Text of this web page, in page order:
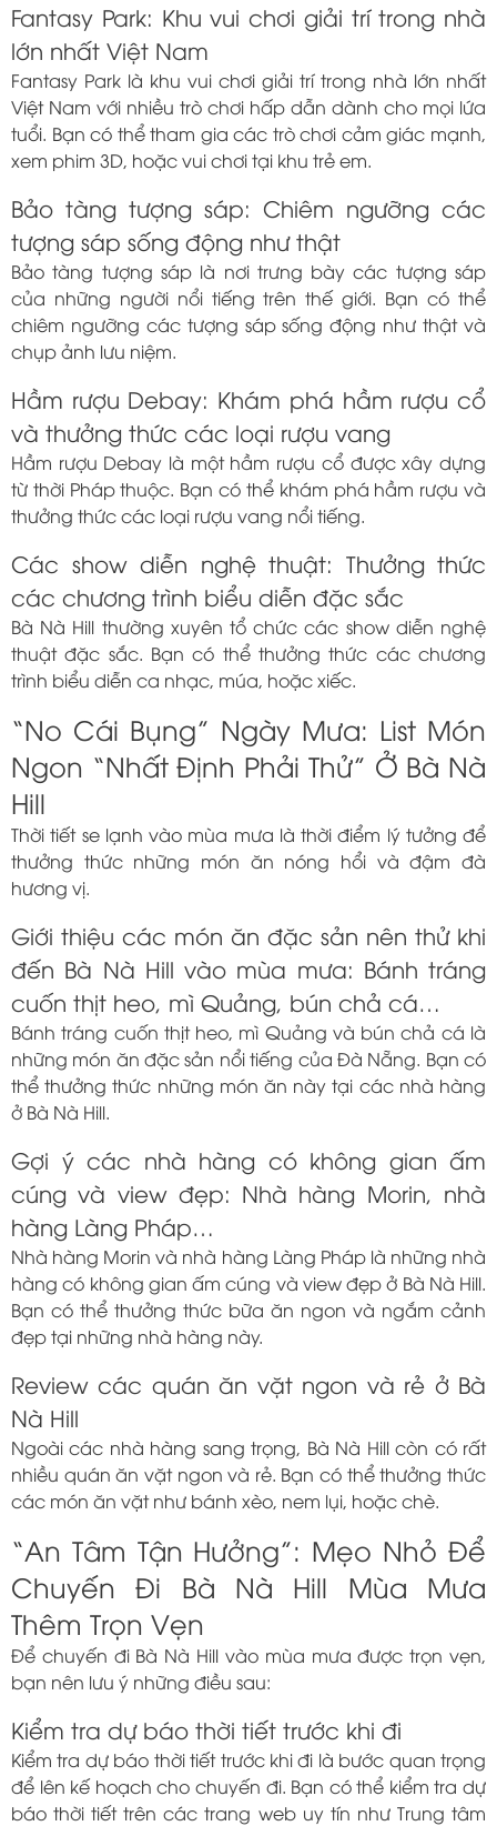
Fantasy Park: Khu vui chơi giải trí trong nhà
lớn nhất Việt Nam
Fantasy Park là khu vui chơi giải trí trong nhà lớn nhất
Việt Nam với nhiều trò chơi hấp dẫn dành cho mọi lứa
tuổi. Bạn có thể tham gia các trò chơi cảm giác mạnh,
xem phim 3D, hoặc vui chơi tại khu trẻ em.
Bảo tàng tượng sáp: Chiêm ngưỡng các
tượng sáp sống động như thật
Bảo tàng tượng sáp là nơi trưng bày các tượng sáp
của những người nổi tiếng trên thế giới. Bạn có thể
chiêm ngưỡng các tượng sáp sống động như thật và
chụp ảnh lưu niệm.
Hầm rượu Debay: Khám phá hầm rượu cổ
và thưởng thức các loại rượu vang
Hầm rượu Debay là một hầm rượu cổ được xây dựng
từ thời Pháp thuộc. Bạn có thể khám phá hầm rượu và
thưởng thức các loại rượu vang nổi tiếng.
Các show diễn nghệ thuật: Thưởng thức
các chương trình biểu diễn đặc sắc
Bà Nà Hill thường xuyên tổ chức các show diễn nghệ
thuật đặc sắc. Bạn có thể thưởng thức các chương
trình biểu diễn ca nhạc, múa, hoặc xiếc.
“No Cái Bụng” Ngày Mưa: List Món
Ngon “Nhất Định Phải Thử” Ở Bà Nà
Hill
Thời tiết se lạnh vào mùa mưa là thời điểm lý tưởng để
thưởng thức những món ăn nóng hổi và đậm đà
hương vị.
Giới thiệu các món ăn đặc sản nên thử khi
đến Bà Nà Hill vào mùa mưa: Bánh tráng
cuốn thịt heo, mì Quảng, bún chả cá…
Bánh tráng cuốn thịt heo, mì Quảng và bún chả cá là
những món ăn đặc sản nổi tiếng của Đà Nẵng. Bạn có
thể thưởng thức những món ăn này tại các nhà hàng
ở Bà Nà Hill.
Gợi ý các nhà hàng có không gian ấm
cúng và view đẹp: Nhà hàng Morin, nhà
hàng Làng Pháp…
Nhà hàng Morin và nhà hàng Làng Pháp là những nhà
hàng có không gian ấm cúng và view đẹp ở Bà Nà Hill.
Bạn có thể thưởng thức bữa ăn ngon và ngắm cảnh
đẹp tại những nhà hàng này.
Review các quán ăn vặt ngon và rẻ ở Bà
Nà Hill
Ngoài các nhà hàng sang trọng, Bà Nà Hill còn có rất
nhiều quán ăn vặt ngon và rẻ. Bạn có thể thưởng thức
các món ăn vặt như bánh xèo, nem lụi, hoặc chè.
“An Tâm Tận Hưởng”: Mẹo Nhỏ Để
Chuyến Đi Bà Nà Hill Mùa Mưa
Thêm Trọn Vẹn
Để chuyến đi Bà Nà Hill vào mùa mưa được trọn vẹn,
bạn nên lưu ý những điều sau:
Kiểm tra dự báo thời tiết trước khi đi
Kiểm tra dự báo thời tiết trước khi đi là bước quan trọng
để lên kế hoạch cho chuyến đi. Bạn có thể kiểm tra dự
báo thời tiết trên các trang web uy tín như Trung tâm